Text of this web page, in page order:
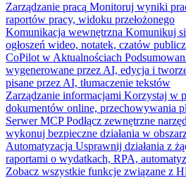
Zarządzanie pracą Monitoruj wyniki
raportów pracy, widoku przełożonego
Komunikacja wewnętrzna Komunikuj
ogłoszeń wideo, notatek, czatów
CoPilot w Aktualnościach
wygenerowane przez AI, edycja i
pisane przez AI, tłumaczenie tekstów
Zarządzanie informacjami Korzystaj w
dokumentów online, przechowywania
Serwer MCP Podłącz zewnętrzne
wykonuj bezpieczne działania w
Automatyzacja Usprawnij działania z
raportami o wydatkach, RPA,
Zobacz wszystkie funkcje związane z